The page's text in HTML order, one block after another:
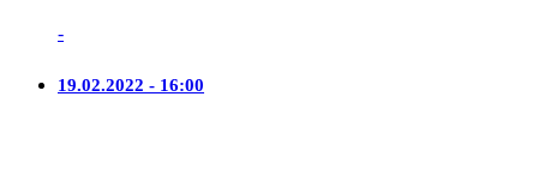
-
19.02.2022 - 16:00